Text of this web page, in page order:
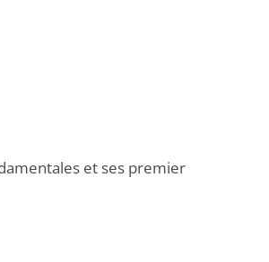
et ses premier